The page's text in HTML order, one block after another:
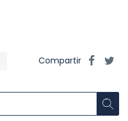
Compartir